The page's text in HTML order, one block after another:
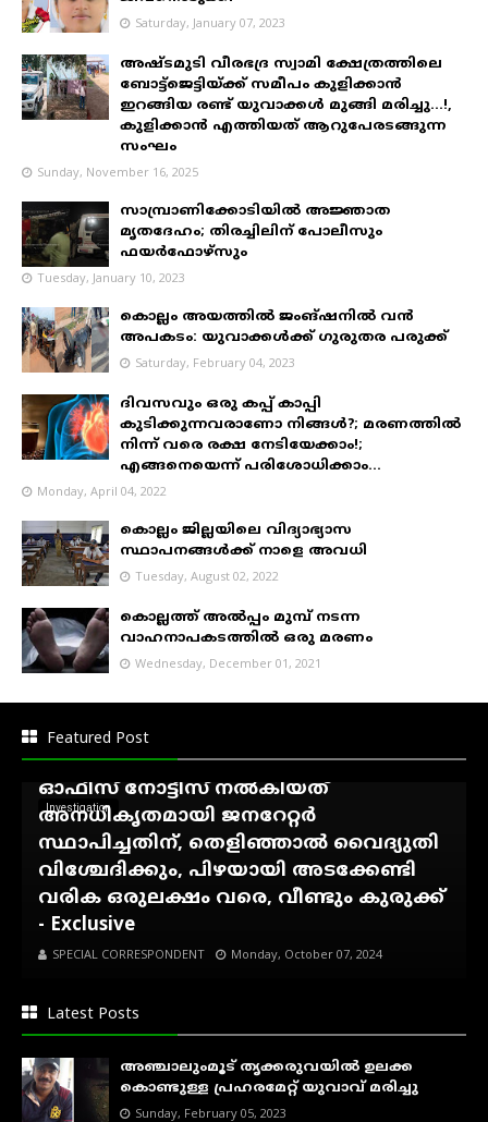
Saturday, January 07, 2023
അഷ്ടമുടി വീരഭദ്ര സ്വാമി ക്ഷേത്രത്തിലെ
ബോട്ട്ജെട്ടിയ്ക്ക് സമീപം കുളിക്കാൻ
ഇറങ്ങിയ രണ്ട് യുവാക്കൾ മുങ്ങി മരിച്ചു...!,
കുളിക്കാൻ എത്തിയത് ആറുപേരടങ്ങുന്ന
സംഘം
Sunday, November 16, 2025
സാമ്പ്രാണിക്കോടിയിൽ അജ്ഞാത
മൃതദേഹം; തിരച്ചിലിന് പോലീസും
ഫയർഫോഴ്‌സും
Tuesday, January 10, 2023
കൊല്ലം അയത്തിൽ ജംങ്ഷനിൽ വൻ
അപകടം: യുവാക്കൾക്ക് ഗുരുതര പരുക്ക്
Saturday, February 04, 2023
ദിവസവും ഒരു കപ്പ് കാപ്പി
കുടിക്കുന്നവരാണോ നിങ്ങൾ?; മരണത്തിൽ
നിന്ന് വരെ രക്ഷ നേടിയേക്കാം!;
എങ്ങനെയെന്ന് പരിശോധിക്കാം...
Monday, April 04, 2022
കൊല്ലം ജില്ലയിലെ വിദ്യാഭ്യാസ
സ്ഥാപനങ്ങൾക്ക് നാളെ അവധി
Tuesday, August 02, 2022
കൊല്ലത്ത് അൽപ്പം മുമ്പ് നടന്ന
വാഹനാപകടത്തിൽ ഒരു മരണം
Wednesday, December 01, 2021
Featured Post
Investigation
അഷ്ടമുടി ആശിർവാദ്
ഹോംസ്റ്റേക്കെതിരെ കെ.എസ്.ഇ.ബി
നോട്ടീസ്...!, കാഞ്ഞിരംകുഴി സെക്ഷൻ
ഓഫീസ് നോട്ടീസ് നൽകിയത്
അനധികൃതമായി ജനറേറ്റർ
സ്ഥാപിച്ചതിന്, തെളിഞ്ഞാൽ വൈദ്യുതി
വിശ്ചേദിക്കും, പിഴയായി അടക്കേണ്ടി
വരിക ഒരുലക്ഷം വരെ, വീണ്ടും കുരുക്ക്
- Exclusive
SPECIAL CORRESPONDENT Monday, October 07, 2024
Latest Posts
അഞ്ചാലുംമൂട് തൃക്കരുവയിൽ ഉലക്ക
കൊണ്ടുള്ള പ്രഹരമേറ്റ് യുവാവ് മരിച്ചു
Sunday, February 05, 2023